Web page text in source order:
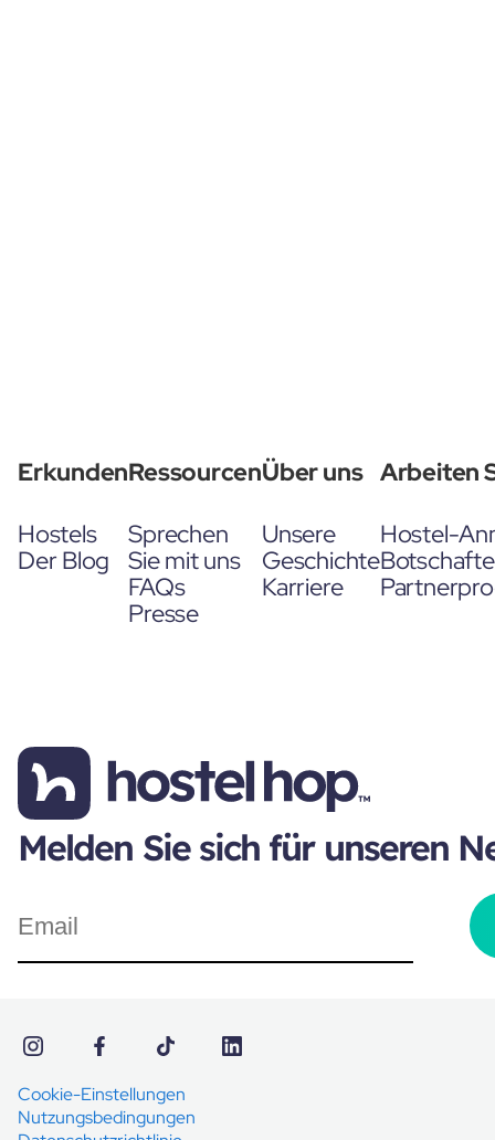
Erkunden
Hostels
Der Blog
Ressourcen
Sprechen
Sie mit uns
FAQs
Presse
Über uns
Unsere
Geschichte
Karriere
Arbeiten
Hostel-
Melden Sie sich für unseren
Cookie-Einstellungen
Nutzungsbedingungen